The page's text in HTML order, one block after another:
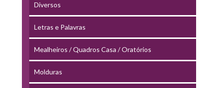
Diversos
Letras e Palavras
Mealheiros / Quadros Casa / Oratórios
Molduras